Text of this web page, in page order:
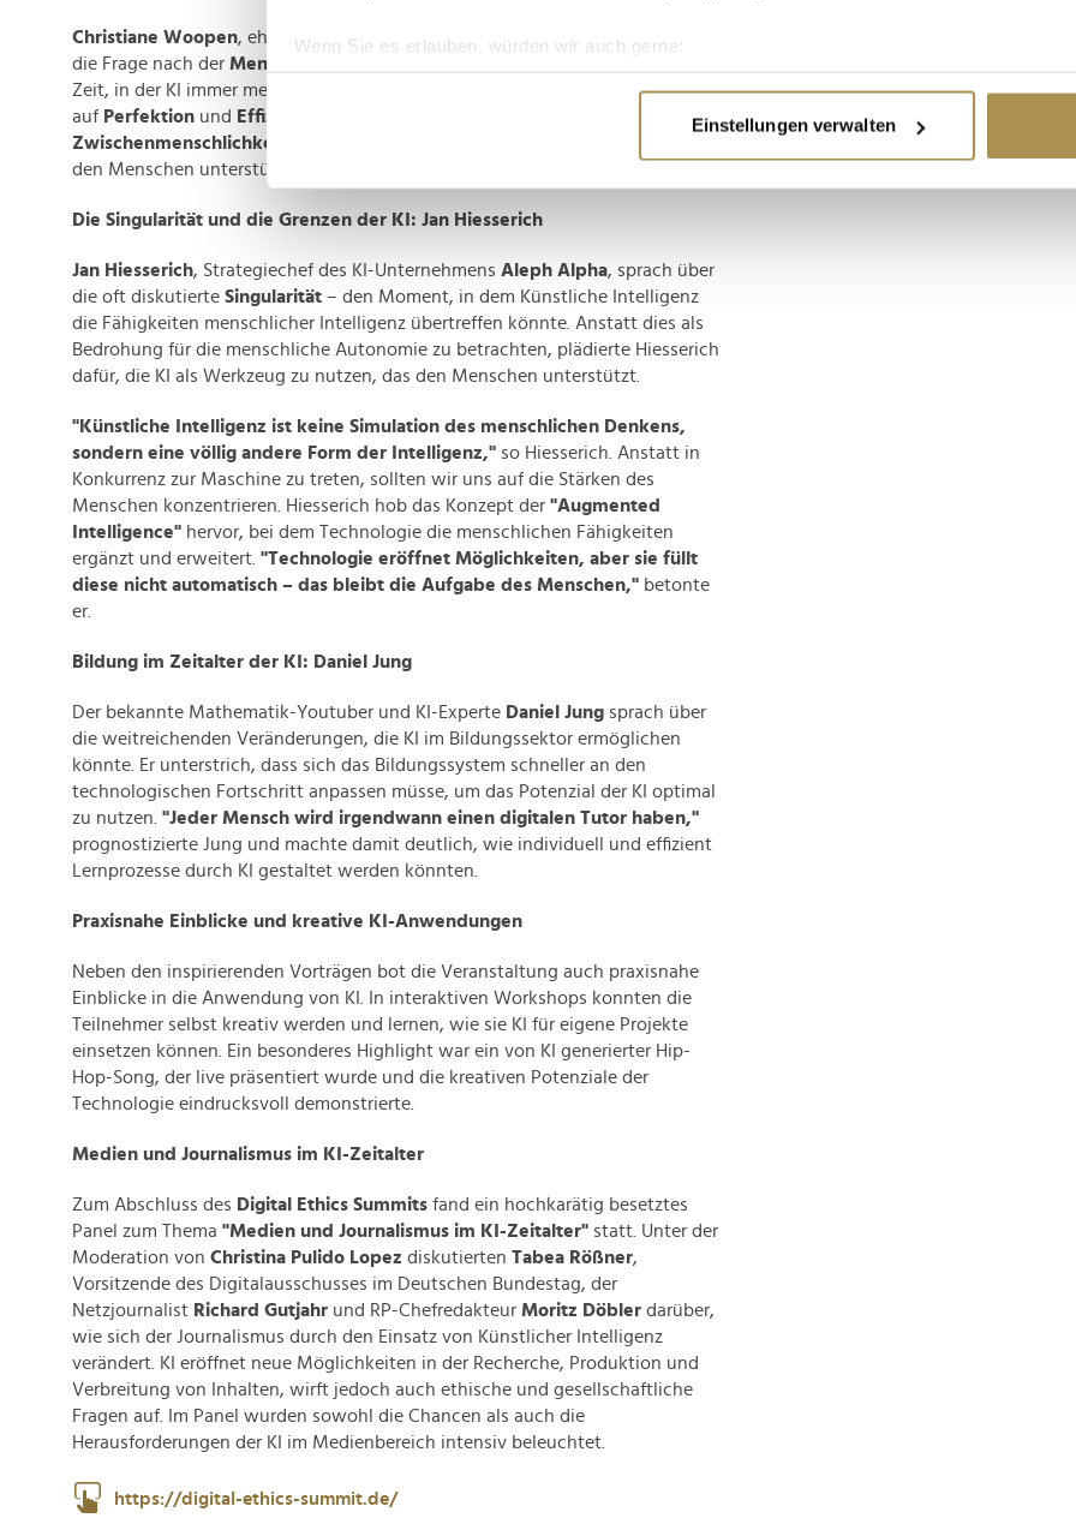
Wenn Sie es erlauben, würden wir auch gerne:
Informationen über Ihre geografische Lage erfassen, welche bis auf einige Meter
Erfahren Sie mehr darüber, wie Ihre persönlichen Daten verarbeitet werden, und legen Sie
Wir verwenden Cookies, um Inhalte und Anzeigen zu personalisieren, Funktionen für soziale
Website an unsere Partner für soziale Medien, Werbung und Analysen weiter. Unsere Partner
möglicherweise mit weiteren Daten zusammen, die Sie ihnen bereitgestellt haben oder die
der Dienste gesammelt haben.
Einstellungen verwalten
Christiane Woopen, ehemalige Vorsitzende des deutschen Ethikrates, rückte
die Frage nach der Menschlichkeit
Zeit, in der KI immer mehr Aufgaben übernimmt, dürfe der Fokus nicht allein
auf Perfektion und Effizienz
Zwischenmenschlichkeit
den Menschen unterstützen, ohne seine Werte zu verdrängen, betonte sie.
Die Singularität und die Grenzen der KI: Jan Hiesserich
Jan Hiesserich, Strategiechef des KI-Unternehmens Aleph Alpha, sprach über
die oft diskutierte Singularität – den Moment, in dem Künstliche Intelligenz
die Fähigkeiten menschlicher Intelligenz übertreffen könnte. Anstatt dies als
Bedrohung für die menschliche Autonomie zu betrachten, plädierte Hiesserich
dafür, die KI als Werkzeug zu nutzen, das den Menschen unterstützt.
"Künstliche Intelligenz ist keine Simulation des menschlichen Denkens,
sondern eine völlig andere Form der Intelligenz," so Hiesserich. Anstatt in
Konkurrenz zur Maschine zu treten, sollten wir uns auf die Stärken des
Menschen konzentrieren. Hiesserich hob das Konzept der "Augmented
Intelligence" hervor, bei dem Technologie die menschlichen Fähigkeiten
ergänzt und erweitert. "Technologie eröffnet Möglichkeiten, aber sie füllt
diese nicht automatisch – das bleibt die Aufgabe des Menschen," betonte
er.
Bildung im Zeitalter der KI: Daniel Jung
Der bekannte Mathematik-Youtuber und KI-Experte Daniel Jung sprach über
die weitreichenden Veränderungen, die KI im Bildungssektor ermöglichen
könnte. Er unterstrich, dass sich das Bildungssystem schneller an den
technologischen Fortschritt anpassen müsse, um das Potenzial der KI optimal
zu nutzen. "Jeder Mensch wird irgendwann einen digitalen Tutor haben,"
prognostizierte Jung und machte damit deutlich, wie individuell und effizient
Lernprozesse durch KI gestaltet werden könnten.
Praxisnahe Einblicke und kreative KI-Anwendungen
Neben den inspirierenden Vorträgen bot die Veranstaltung auch praxisnahe
Einblicke in die Anwendung von KI. In interaktiven Workshops konnten die
Teilnehmer selbst kreativ werden und lernen, wie sie KI für eigene Projekte
einsetzen können. Ein besonderes Highlight war ein von KI generierter Hip-
Hop-Song, der live präsentiert wurde und die kreativen Potenziale der
Technologie eindrucksvoll demonstrierte.
Medien und Journalismus im KI-Zeitalter
Zum Abschluss des Digital Ethics Summits fand ein hochkarätig besetztes
Panel zum Thema "Medien und Journalismus im KI-Zeitalter" statt. Unter der
Moderation von Christina Pulido Lopez diskutierten Tabea Rößner,
Vorsitzende des Digitalausschusses im Deutschen Bundestag, der
Netzjournalist Richard Gutjahr und RP-Chefredakteur Moritz Döbler darüber,
wie sich der Journalismus durch den Einsatz von Künstlicher Intelligenz
verändert. KI eröffnet neue Möglichkeiten in der Recherche, Produktion und
Verbreitung von Inhalten, wirft jedoch auch ethische und gesellschaftliche
Fragen auf. Im Panel wurden sowohl die Chancen als auch die
Herausforderungen der KI im Medienbereich intensiv beleuchtet.
https://digital-ethics-summit.de/